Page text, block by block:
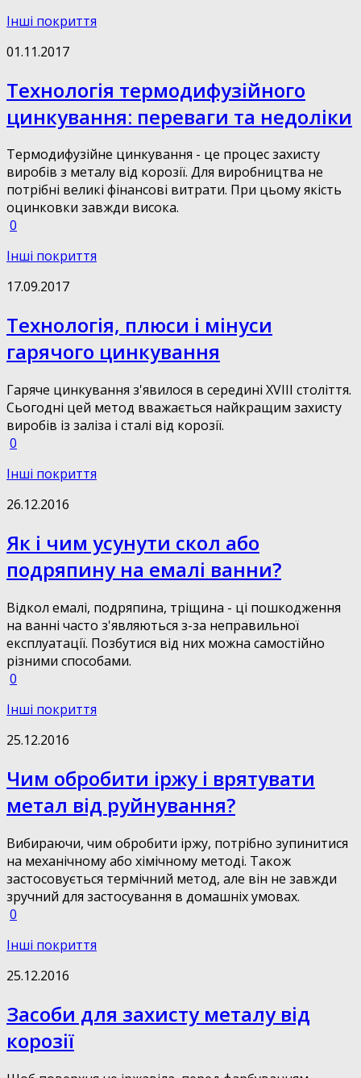
Інші покриття
01.11.2017
Технологія термодифузійного
цинкування: переваги та недоліки
Термодифузійне цинкування - це процес захисту
виробів з металу від корозії. Для виробництва не
потрібні великі фінансові витрати. При цьому якість
оцинковки завжди висока.
0
Інші покриття
17.09.2017
Технологія, плюси і мінуси
гарячого цинкування
Гаряче цинкування з'явилося в середині XVIII століття.
Сьогодні цей метод вважається найкращим захисту
виробів із заліза і сталі від корозії.
0
Інші покриття
26.12.2016
Як і чим усунути скол або
подряпину на емалі ванни?
Відкол емалі, подряпина, тріщина - ці пошкодження
на ванні часто з'являються з-за неправильної
експлуатації. Позбутися від них можна самостійно
різними способами.
0
Інші покриття
25.12.2016
Чим обробити іржу і врятувати
метал від руйнування?
Вибираючи, чим обробити іржу, потрібно зупинитися
на механічному або хімічному методі. Також
застосовується термічний метод, але він не завжди
зручний для застосування в домашніх умовах.
0
Інші покриття
25.12.2016
Засоби для захисту металу від
корозії